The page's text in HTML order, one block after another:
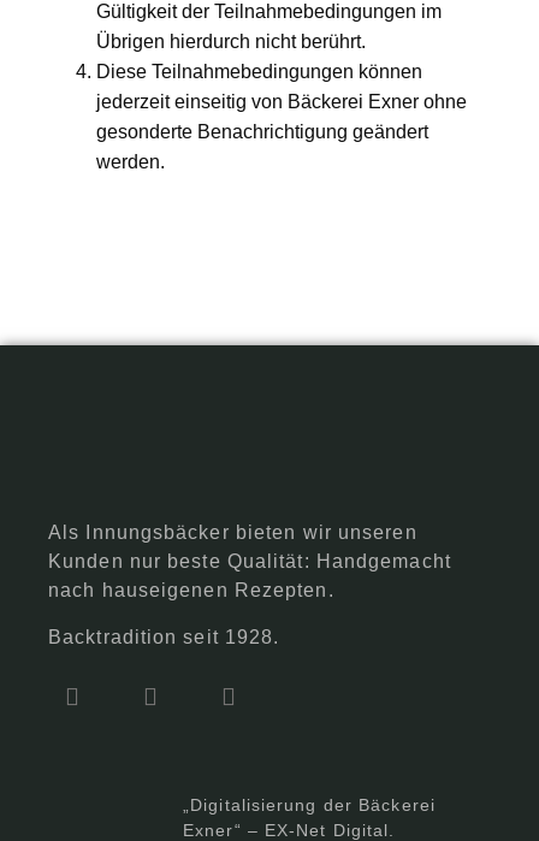
Gültigkeit der Teilnahmebedingungen im
Übrigen hierdurch nicht berührt.
Diese Teilnahmebedingungen können
jederzeit einseitig von Bäckerei Exner ohne
gesonderte Benachrichtigung geändert
werden.
Als Innungsbäcker bieten wir unseren
Kunden nur beste Qualität: Handgemacht
nach hauseigenen Rezepten.
Backtradition seit 1928.
„Digitalisierung der Bäckerei
Exner“ – EX-Net Digital.